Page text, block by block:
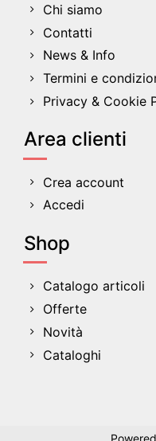
Chi siamo
Contatti
News & Info
Termini e
Privacy & Cookie
Area clienti
Crea account
Accedi
Shop
Catalogo articoli
Offerte
Novità
Cataloghi